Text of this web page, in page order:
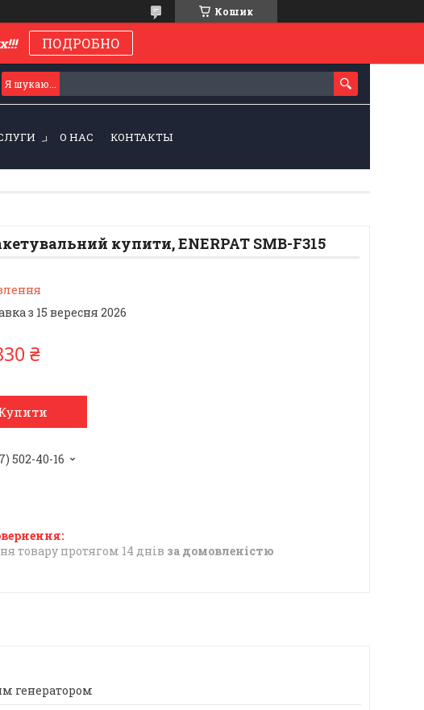
Кошик
ПОДРОБНО
О НАС КОНТАКТЫ
купити, ENERPAT SMB-F315
з 15 вересня 2026
₴
502-40-16
товару протягом 14 днів за домовленістю
генератором